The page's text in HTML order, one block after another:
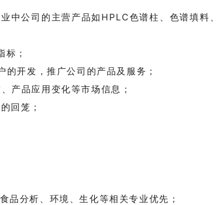
中公司的主营产品如HPLC色谱柱、色谱填
；
开发，推广公司的产品及服务；
产品应用变化等市场信息；
回笼；
品分析、环境、生化等相关专业优先；